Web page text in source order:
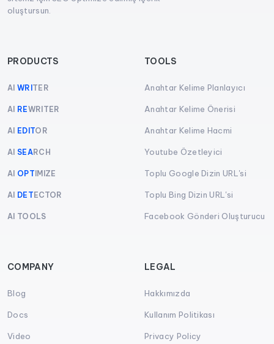
oluştursun.
PRODUCTS
AI WRI TER
AI REWRITER
AI EDITOR
AI SEARCH
AI OPT IMIZE
AI DET ECTOR
AI TOOLS
TOOLS
Anahtar Kelime Planlayıcı
Anahtar Kelime Önerisi
Anahtar Kelime Hacmi
Youtube Özetleyici
Toplu Google Dizin URL'si
Toplu Bing Dizin URL'si
Facebook Gönderi Oluşturucu
COMPANY
Blog
Docs
Video
LEGAL
Hakkımızda
Kullanım Politikası
Privacy Policy